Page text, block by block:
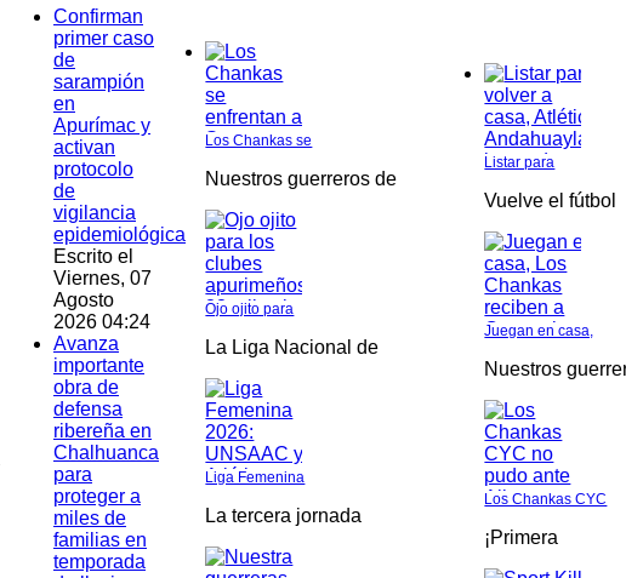
Confirman
primer caso
de
sarampión
en
Apurímac y
activan
protocolo
de
vigilancia
epidemiológica
Escrito el
Viernes, 07
Agosto
2026 04:24
Avanza
importante
obra de
defensa
ribereña en
Chalhuanca
para
proteger a
miles de
familias en
temporada
Los Chankas se
Nuestros guerreros de
Ojo ojito para
La Liga Nacional de
Liga Femenina
La tercera jornada
Listar para
Vuelve el fútbol
Juegan en casa,
Nuestros
Los Chankas CYC
¡Primera